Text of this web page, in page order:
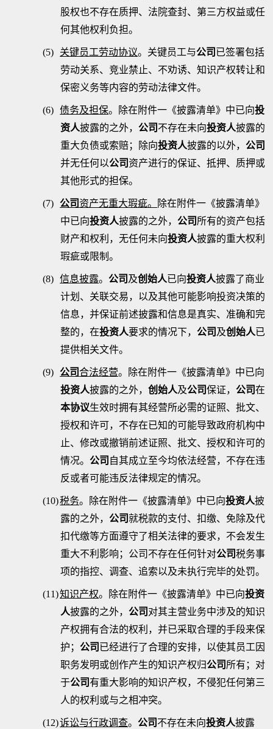
股权也不存在质押、法院查封、第三方权益或任
何其他权利负担。
(5) 关键员工劳动协议。 关键员工与公司 已签署包括
劳动关系、竞业禁止、不劝诱、知识产权转让和
保密义务等内容的劳动法律文件。
(6) 债务及担保。除在附件一《披露清单》中已向投
资人披露的之外， 公司 不存在未向投资人披露的
重大负债或索赔；除向投资人披露的以外， 公司
并无任何以公司 资产进行的保证、抵押、质押或
其他形式的担保。
(7) 公司 资产无重大瑕疵。
除在附件一《披露清单》
中已向投资人披露的之外， 公司 所有的资产包括
财产和权利，无任何未向投资人披露的重大权利
瑕疵或限制。
(8) 信息披露。公司 及创始人已向投资人披露了商业
计划、关联交易，以及其他可能影响投资决策的
信息，并保证前述披露和信息是真实、准确和完
整的，在投资人要求的情况下， 公司 及创始人已
提供相关文件。
(9) 公司合法经营。
除在附件一《披露清单》中已向
投资人披露的之外， 创始人及公司保证， 公司在
本协议生效时拥有其经营所必需的证照、批文、
授权和许可，不存在已知的可能导致政府机构中
止、修改或撤销前述证照、批文、授权和许可的
情况。 公司 自其成立至今均依法经营，不存在违
反或者可能违反法律规定的情况。
(10)税务。除在附件一《披露清单》中已向投资人披
露的之外， 公司就税款的支付、扣缴、免除及代
扣代缴等方面遵守了相关法律的要求，不会发生
重大不利影响；公司不存在任何针对公司税务事
项的指控、调查、追索以及未执行完毕的处罚。
(11)知识产权。除在附件一《披露清单》中已向投资
人披露的之外， 公司 对其主营业务中涉及的知识
产权拥有合法的权利，并已采取合理的手段来保
护； 公司 已经进行了合理的安排，以使其员工因
职务发明或创作产生的知识产权归公司 所有；对
于公司有重大影响的知识产权，不侵犯任何第三
人的权利或与之相冲突。
(12)诉讼与行政调查。公司 不存在未向投资人披露